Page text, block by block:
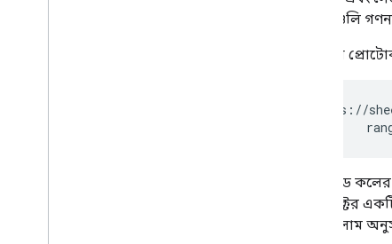
যে মানগুলি
অনুরোধ
GET https://
এই মেথড কলের
অবজেক্টের
হলো কলাম